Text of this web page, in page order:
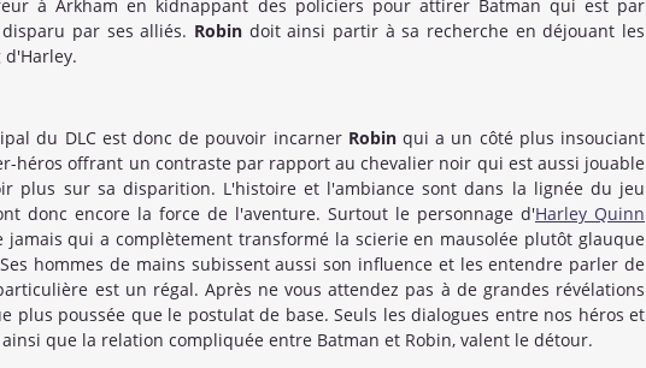
à Arkham en kidnappant des policiers pour attirer Batman qui est par
par ses alliés. Robin doit ainsi partir à sa recherche en déjouant les
d'Harley.
du DLC est donc de pouvoir incarner Robinqui a un côté plus insouciant
héros offrant un contraste par rapport au chevalier noir qui est aussi jouable
plus sur sa disparition. L'histoire et l'ambiance sont dans la lignée du jeu
donc encore la force de l'aventure. Surtout le personnage d'Harley Quinn
jamais qui a complètement transformé la scierie en mausolée plutôt glauque
hommes de mains subissent aussi son influence et les entendre parler de
est un régal. Après ne vous attendez pas à de grandes révélations
plus poussée que le postulat de base. Seuls les dialogues entre nos héros et
que la relation compliquée entre Batman et Robin, valent le détour.